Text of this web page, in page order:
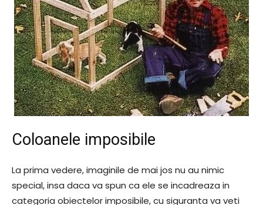
Coloanele imposibile
La prima vedere, imaginile de mai jos nu au nimic
special, insa daca va spun ca ele se incadreaza in
categoria obiectelor imposibile, cu siguranta va veti